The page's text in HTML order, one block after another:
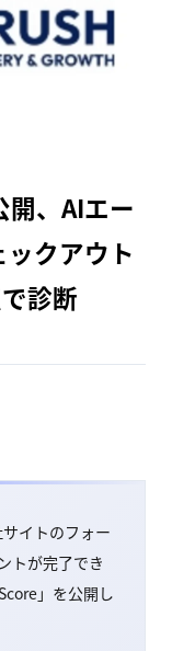
、AIエー
クアウト
診断
イトのフォー
トが完了でき
」を公開し